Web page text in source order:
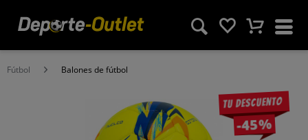
Fútbol Balones de fútbol
Tu descuento
-45%